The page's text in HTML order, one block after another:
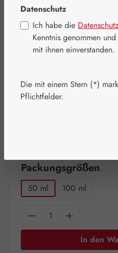
Regulärer Preis:
23,70 €
Inhalt:0.05 Liter
Packungsgrößen
50 ml 100 ml
Produkt Anzahl:
In den
Datenschutz
Ich habe die
Kenntnis genommen
mit ihnen einverstanden.
Die mit einem Stern (*)
Pflichtfelder.